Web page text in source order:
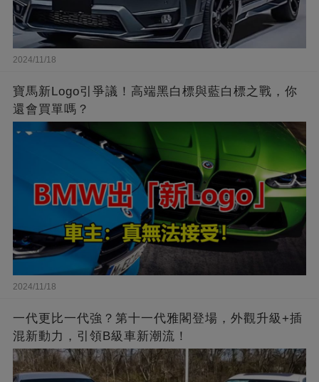
2024/11/18
寶馬新Logo引爭議！高端黑白標與藍白標之戰，你
還會買單嗎？
2024/11/18
一代更比一代強？第十一代雅閣登場，外觀升級+插
混新動力，引領B級車新潮流！